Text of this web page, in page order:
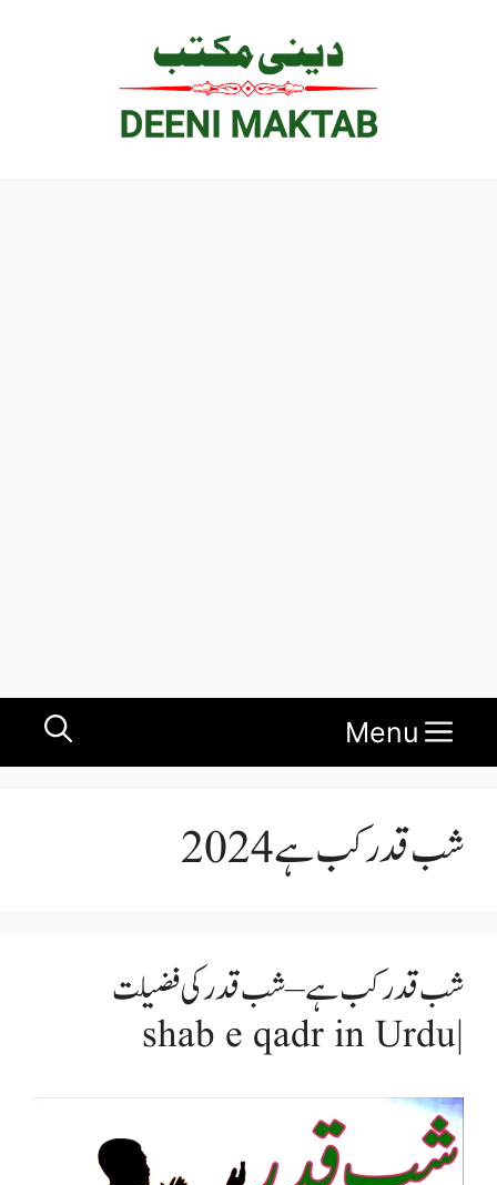
Menu
شب قدر کب ہے 2024
شب قدر کب ہے – شب قدر کی فضیلت
| shab e qadr in Urdu